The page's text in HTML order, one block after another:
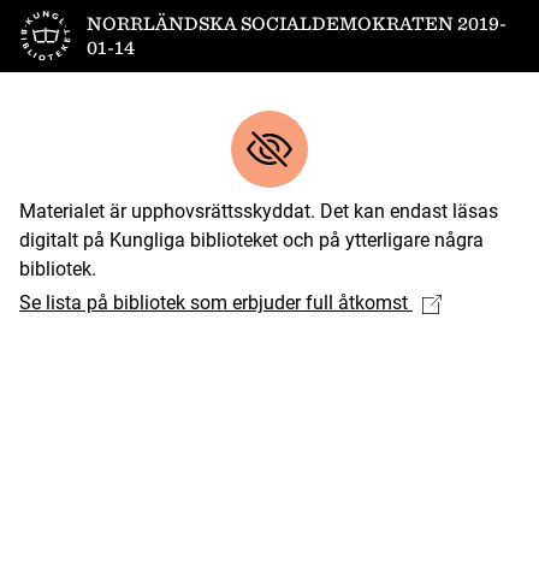
Till startsidanNORRLÄNDSKA SOCIALDEMOKRATEN 2019-
01-14
Materialet är upphovsrättsskyddat. Det kan endast läsas
digitalt på Kungliga biblioteket och på ytterligare några
bibliotek.
Se lista på bibliotek som erbjuder full åtkomst